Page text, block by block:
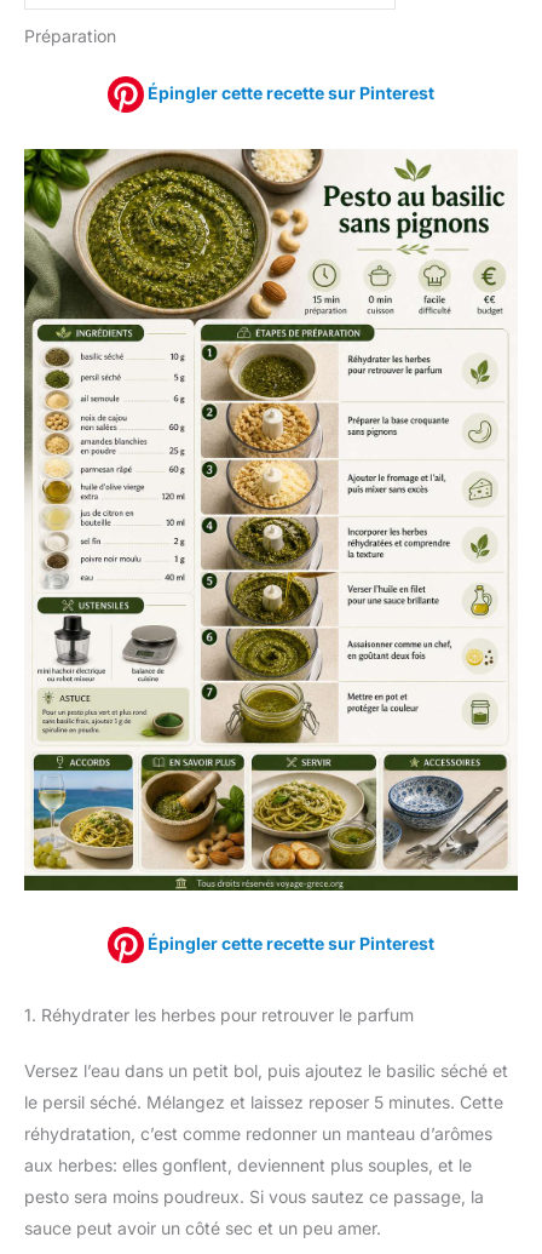
Préparation
Épingler cette recette sur Pinterest
Épingler cette recette sur Pinterest
1. Réhydrater les herbes pour retrouver le parfum
Versez l’eau dans un petit bol, puis ajoutez le basilic séché et
le persil séché. Mélangez et laissez reposer 5 minutes. Cette
réhydratation, c’est comme redonner un manteau d’arômes
aux herbes: elles gonflent, deviennent plus souples, et le
pesto sera moins poudreux. Si vous sautez ce passage, la
sauce peut avoir un côté sec et un peu amer.